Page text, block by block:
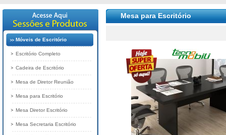
Mesa para Escritório
Móveis de Escritório
Escritório Completo
Cadeira de Escritório
Mesa de Diretor Reunião
Mesa para Escritório
Mesa Diretor Escritório
Mesa Secretaria Escritório